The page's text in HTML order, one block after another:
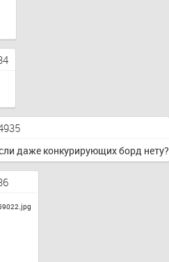
даже конкурирующих борд нету?